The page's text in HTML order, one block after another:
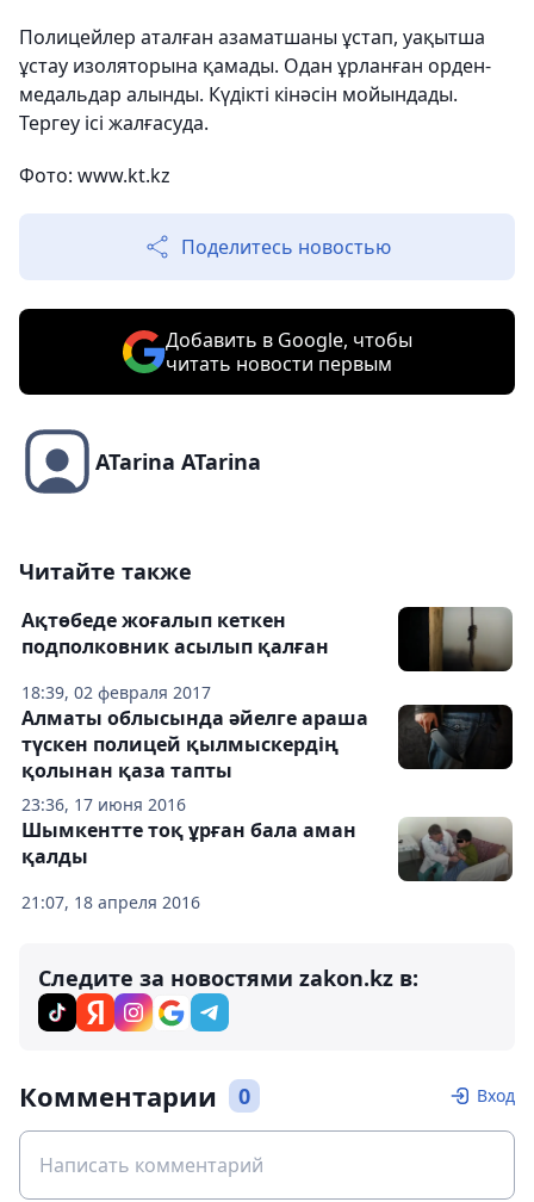
Полицейлер аталған азаматшаны ұстап, уақытша
ұстау изоляторына қамады. Одан ұрланған орден-
медальдар алынды. Күдікті кінәсін мойындады.
Тергеу ісі жалғасуда.
Фото: www.kt.kz
Поделитесь новостью
Добавить в Google, чтобы
читать новости первым
ATarina ATarina
Читайте также
18:39, 02 февраля 2017
Ақтөбеде жоғалып кеткен
подполковник асылып қалған
23:36, 17 июня 2016
Алматы облысында әйелге араша
түскен полицей қылмыскердің
қолынан қаза тапты
21:07, 18 апреля 2016
Шымкентте тоқ ұрған бала аман
қалды
Следите за новостями zakon.kz в:
Комментарии 0 Вход